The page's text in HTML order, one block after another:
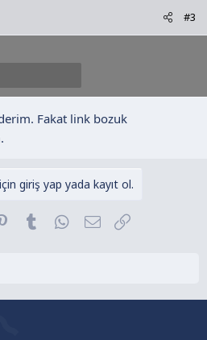
#3
Fakat link bozuk
giriş yap yada kayıt ol.
Pinterest
Tumblr WhatsApp
E-posta